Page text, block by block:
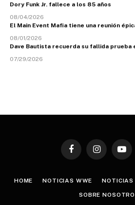
Dory Funk Jr. fallece a los 85 años
08/04/2026
El Main Event Mafia tiene una reunión
08/01/2026
Dave Bautista recuerda su fallida prueba
07/29/2026
FacebookInstagram
HOME NOTICIAS WWE NOTICIAS
SOBRE